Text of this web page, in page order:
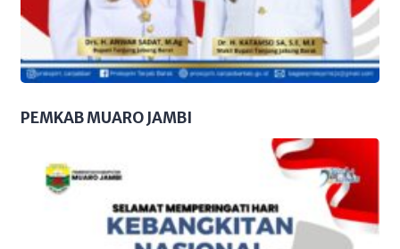
PEMKAB MUARO JAMBI